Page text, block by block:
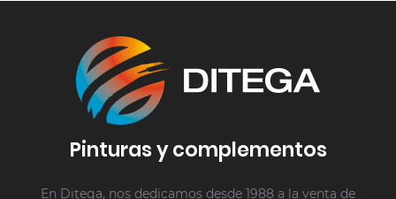
Pinturas y complementos
En Ditega, nos dedicamos desde 1988 a la venta de